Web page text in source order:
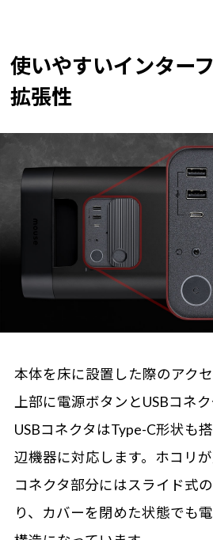
使いやすいインター
拡張性
本体を床に設置した際のアク
上部に電源ボタンとUSBコネ
USBコネクタはType-C形状も
辺機器に対応します。ホコリ
コネクタ部分にはスライド式
り、カバーを閉めた状態でも